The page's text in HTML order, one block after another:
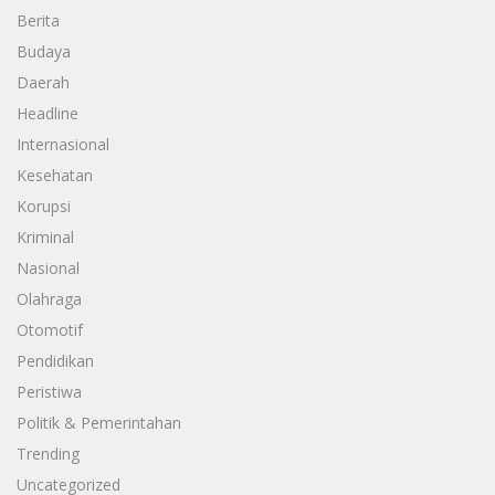
Berita
Budaya
Daerah
Headline
Internasional
Kesehatan
Korupsi
Kriminal
Nasional
Olahraga
Otomotif
Pendidikan
Peristiwa
Politik & Pemerintahan
Trending
Uncategorized